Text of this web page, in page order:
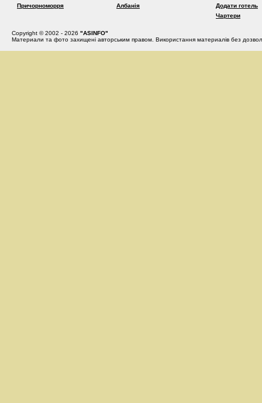
Причорноморря
Албанія
Додати готель
Чартери
Copyright © 2002 - 2026 "ASINFO"
Материали та фото захищені авторським правом. Використання материалів без